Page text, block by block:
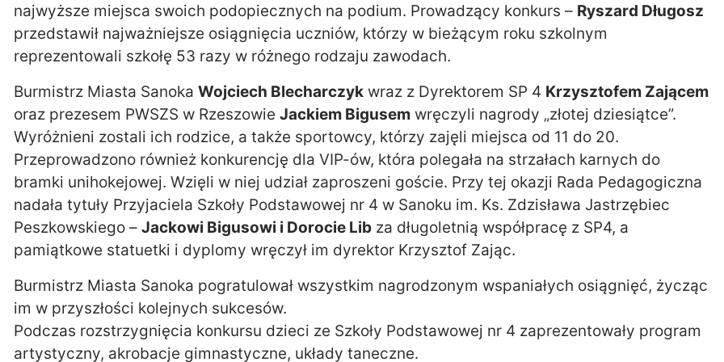
najwyższe miejsca swoich podopiecznych na podium. Prowadzący konkurs – Ryszard Długosz
przedstawił najważniejsze osiągnięcia uczniów, którzy w bieżącym roku szkolnym
reprezentowali szkołę 53 razy w różnego rodzaju zawodach.
Burmistrz Miasta Sanoka Wojciech Blecharczyk wraz z Dyrektorem SP 4 Krzysztofem Zającem
oraz prezesem PWSZS w Rzeszowie Jackiem Bigusem wręczyli nagrody „złotej dziesiątce”.
Wyróżnieni zostali ich rodzice, a także sportowcy, którzy zajęli miejsca od 11 do 20.
Przeprowadzono również konkurencję dla VIP-ów, która polegała na strzałach karnych do
bramki unihokejowej. Wzięli w niej udział zaproszeni goście. Przy tej okazji Rada Pedagogiczna
nadała tytuły Przyjaciela Szkoły Podstawowej nr 4 w Sanoku im. Ks. Zdzisława Jastrzębiec
Peszkowskiego – Jackowi Bigusowi i Dorocie Lib za długoletnią współpracę z SP4, a
pamiątkowe statuetki i dyplomy wręczył im dyrektor Krzysztof Zając.
Burmistrz Miasta Sanoka pogratulował wszystkim nagrodzonym wspaniałych osiągnięć, życząc
im w przyszłości kolejnych sukcesów.
Podczas rozstrzygnięcia konkursu dzieci ze Szkoły Podstawowej nr 4 zaprezentowały program
artystyczny, akrobacje gimnastyczne, układy taneczne.